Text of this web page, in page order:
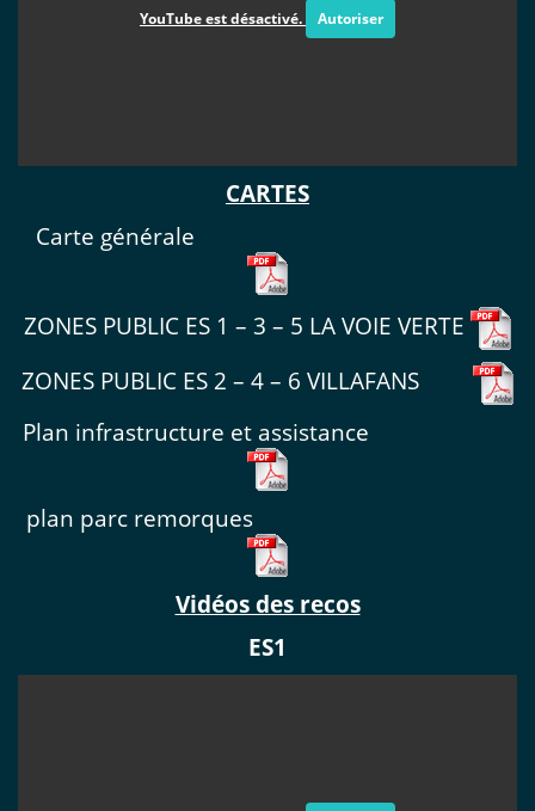
YouTube est désactivé. Autoriser
CARTES
Carte générale
ZONES PUBLIC ES 1 – 3 – 5 LA VOIE VERTE
ZONES PUBLIC ES 2 – 4 – 6 VILLAFANS
Plan infrastructure et assistance
plan parc remorques
Vidéos des recos
ES1